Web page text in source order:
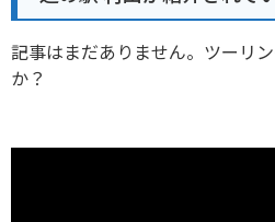
記事はまだありません。ツーリ
か？